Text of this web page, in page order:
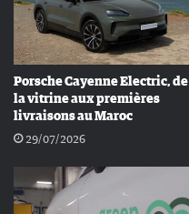
Porsche Cayenne Electric, de
la vitrine aux premières
livraisons au Maroc
29/07/2026